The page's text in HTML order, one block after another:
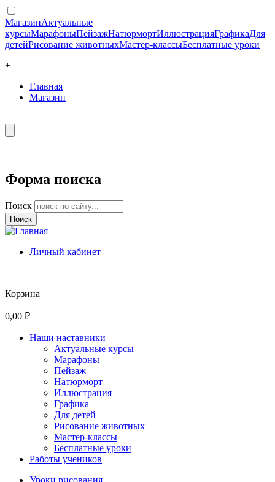
МагазинАктуальные
курсыМарафоныПейзажНатюрмортИллюстрацияГрафикаДля
детейРисование животныхМастер-классыБесплатные уроки
+
Главная
Магазин
Форма поиска
Поиск
Личный кабинет
Корзина
0,00 ₽
Наши наставники
Актуальные курсы
Марафоны
Пейзаж
Натюрморт
Иллюстрация
Графика
Для детей
Рисование животных
Мастер-классы
Бесплатные уроки
Работы учеников
Уроки рисования